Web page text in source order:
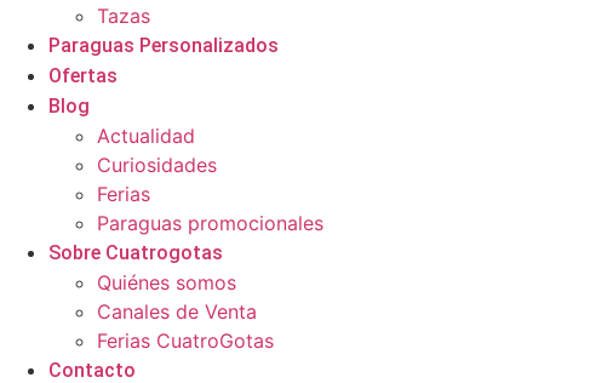
Tazas
Paraguas Personalizados
Ofertas
Blog
Actualidad
Curiosidades
Ferias
Paraguas promocionales
Sobre Cuatrogotas
Quiénes somos
Canales de Venta
Ferias CuatroGotas
Contacto